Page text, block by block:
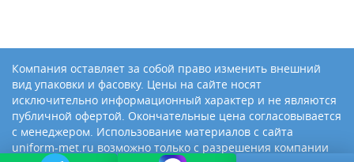
Компания оставляет за собой право изменить внешний
вид упаковки и фасовку. Цены на сайте носят
исключительно информационный характер и не являются
публичной офертой. Окончательные цена согласовывается
с менеджером. Использование материалов с сайта
uniform-met.ru возможно только с разрешения компании